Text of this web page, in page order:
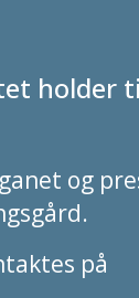
holder
og
på